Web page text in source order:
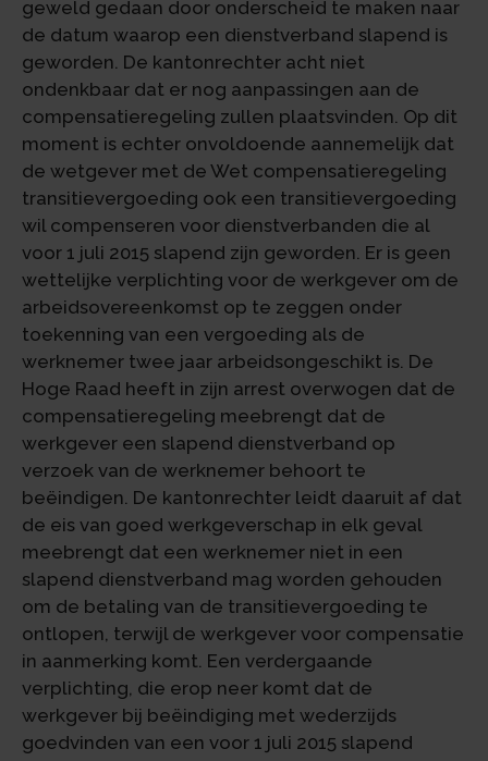
geweld gedaan door onderscheid te maken naar
de datum waarop een dienstverband slapend is
geworden. De kantonrechter acht niet
ondenkbaar dat er nog aanpassingen aan de
compensatieregeling zullen plaatsvinden. Op dit
moment is echter onvoldoende aannemelijk dat
de wetgever met de Wet compensatieregeling
transitievergoeding ook een transitievergoeding
wil compenseren voor dienstverbanden die al
voor 1 juli 2015 slapend zijn geworden. Er is geen
wettelijke verplichting voor de werkgever om de
arbeidsovereenkomst op te zeggen onder
toekenning van een vergoeding als de
werknemer twee jaar arbeidsongeschikt is. De
Hoge Raad heeft in zijn arrest overwogen dat de
compensatieregeling meebrengt dat de
werkgever een slapend dienstverband op
verzoek van de werknemer behoort te
beëindigen. De kantonrechter leidt daaruit af dat
de eis van goed werkgeverschap in elk geval
meebrengt dat een werknemer niet in een
slapend dienstverband mag worden gehouden
om de betaling van de transitievergoeding te
ontlopen, terwijl de werkgever voor compensatie
in aanmerking komt. Een verdergaande
verplichting, die erop neer komt dat de
werkgever bij beëindiging met wederzijds
goedvinden van een voor 1 juli 2015 slapend